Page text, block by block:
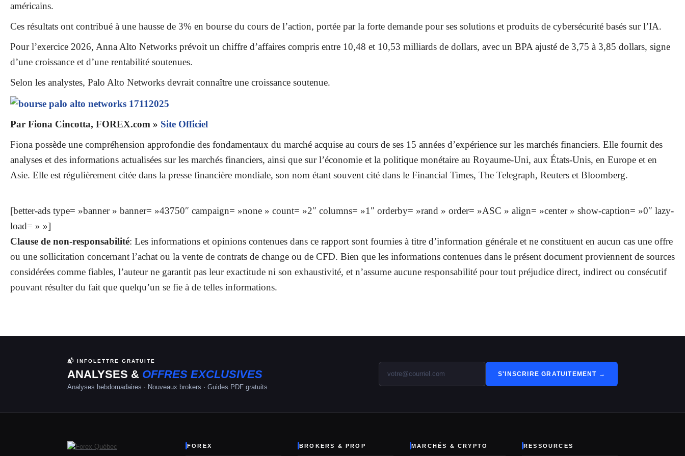
américains.
Ces résultats ont contribué à une hausse de 3% en bourse du cours de l’action, portée par la forte demande pour ses solutions et produits de cybersécurité basés sur l’IA.
Pour l’exercice 2026, Anna Alto Networks prévoit un chiffre d’affaires compris entre 10,48 et 10,53 milliards de dollars, avec un BPA ajusté de 3,75 à 3,85 dollars, signe
d’une croissance et d’une rentabilité soutenues.
Selon les analystes, Palo Alto Networks devrait connaître une croissance soutenue.
Par Fiona Cincotta, FOREX.com » Site Officiel
Fiona possède une compréhension approfondie des fondamentaux du marché acquise au cours de ses 15 années d’expérience sur les marchés financiers. Elle fournit des
analyses et des informations actualisées sur les marchés financiers, ainsi que sur l’économie et la politique monétaire au Royaume-Uni, aux États-Unis, en Europe et en
Asie. Elle est régulièrement citée dans la presse financière mondiale, son nom étant souvent cité dans le Financial Times, The Telegraph, Reuters et Bloomberg.
[better-ads type= »banner » banner= »43750″ campaign= »none » count= »2″ columns= »1″ orderby= »rand » order= »ASC » align= »center » show-caption= »0″ lazy-
load= » »]
Clause de non-responsabilité: Les informations et opinions contenues dans ce rapport sont fournies à titre d’information générale et ne constituent en aucun cas une offre
ou une sollicitation concernant l’achat ou la vente de contrats de change ou de CFD. Bien que les informations contenues dans le présent document proviennent de sources
considérées comme fiables, l’auteur ne garantit pas leur exactitude ni son exhaustivité, et n’assume aucune responsabilité pour tout préjudice direct, indirect ou consécutif
pouvant résulter du fait que quelqu’un se fie à de telles informations.
📬 INFOLETTRE GRATUITE
ANALYSES & OFFRES EXCLUSIVES
Analyses hebdomadaires · Nouveaux brokers · Guides PDF gratuits
S'INSCRIRE GRATUITEMENT →
FOREX BROKERS & PROP MARCHÉS & CRYPTO RESSOURCES